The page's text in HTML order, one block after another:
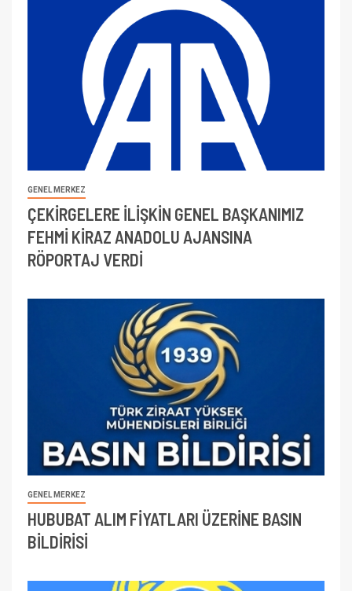
GENEL MERKEZ
ÇEKİRGELERE İLİŞKİN GENEL BAŞKANIMIZ
FEHMİ KİRAZ ANADOLU AJANSINA
RÖPORTAJ VERDİ
GENEL MERKEZ
HUBUBAT ALIM FİYATLARI ÜZERİNE BASIN
BİLDİRİSİ